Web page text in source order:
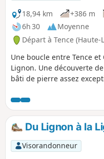
18,94 km
+386 m
6h 30
Moyenne
Départ à Tence (Haute-
Une boucle entre Tence
Lignon. Une découverte
bâti de pierre assez
Du Lignon à la
Visorandonneur